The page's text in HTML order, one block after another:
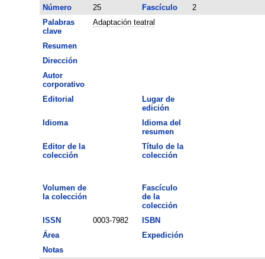
Número
25 Fascículo
2
Palabras
clave
Adaptación teatral
Resumen
Dirección
Autor
corporativo
Editorial
Lugar de
edición
Idioma
Idioma del
resumen
Editor de la
colección
Título de la
colección
Volumen de
la colección
Fascículo
de la
colección
ISSN
0003-7982
ISBN
Área
Expedición
Notas